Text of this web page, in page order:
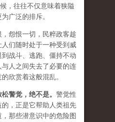
，往往不仅意味着狭隘
广泛的排斥。
怨恨一切，民粹政客趁
们随时处于一种受到威
战斗、逃跑、僵持不动
人之间失去了必要的连
欣赏着这般混乱。
警觉，绝不是。 警觉性
，正是它帮助人类祖先
那些潜意识中的危险图